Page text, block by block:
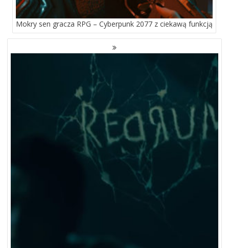
Mokry sen gracza RPG – Cyberpunk 2077 z ciekawą funkcją